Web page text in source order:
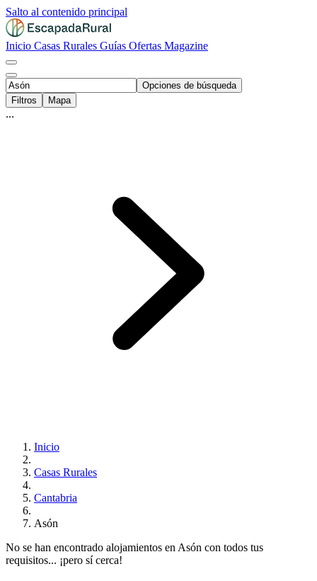
Salto al contenido principal
Inicio Casas Rurales Guías Ofertas Magazine
Opciones de búsqueda
Filtros
Mapa
...
Inicio
Casas Rurales
Cantabria
Asón
No se han encontrado alojamientos en Asón con todos tus
requisitos... ¡pero sí cerca!